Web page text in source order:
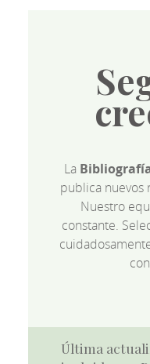
La
publica nuevos
Nuestro
constante.
Última